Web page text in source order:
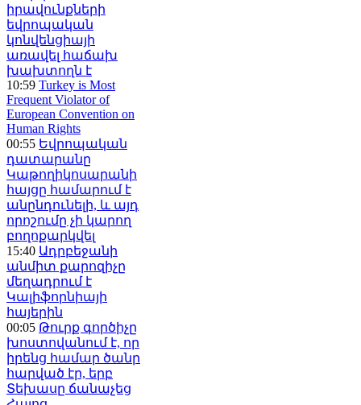
իրավունքների
եվրոպական
կոնվենցիայի
առավել հաճախ
խախտողն է
10:59 Turkey is Most
Frequent Violator of
European Convention on
Human Rights
00:55 Եվրոպական
դատարանը
Կաթողիկոսարանի
հայցը համարում է
անընդունելի, և այդ
որոշումը չի կարող
բողոքարկվել
15:40 Ադրբեջանի
անմիտ քարոզիչը
մեղադրում է
Կալիֆորնիայի
հայերին
00:05 Թուրք գործիչը
խոստովանում է, որ
իրենց համար ծանր
հարված էր, երբ
Տեխասը ճանաչեց